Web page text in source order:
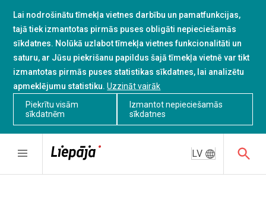
Lai nodrošinātu tīmekļa vietnes darbību un pamatfunkcijas,
tajā tiek izmantotas pirmās puses obligāti nepieciešamās
sīkdatnes. Nolūkā uzlabot tīmekļa vietnes funkcionalitāti un
saturu, ar Jūsu piekrišanu papildus šajā tīmekļa vietnē var tikt
izmantotas pirmās puses statistikas sīkdatnes, lai analizētu
apmeklējumu statistiku. Uzzināt vairāk
Piekrītu visām
sīkdatnēm
Izmantot nepieciešamās
sīkdatnes
LV